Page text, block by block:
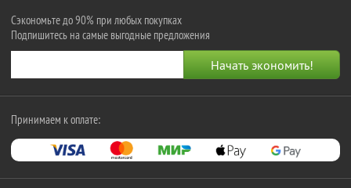
Сэкономьте до 90% при любых покупках
Подпишитесь на самые выгодные предложения
Принимаем к оплате: